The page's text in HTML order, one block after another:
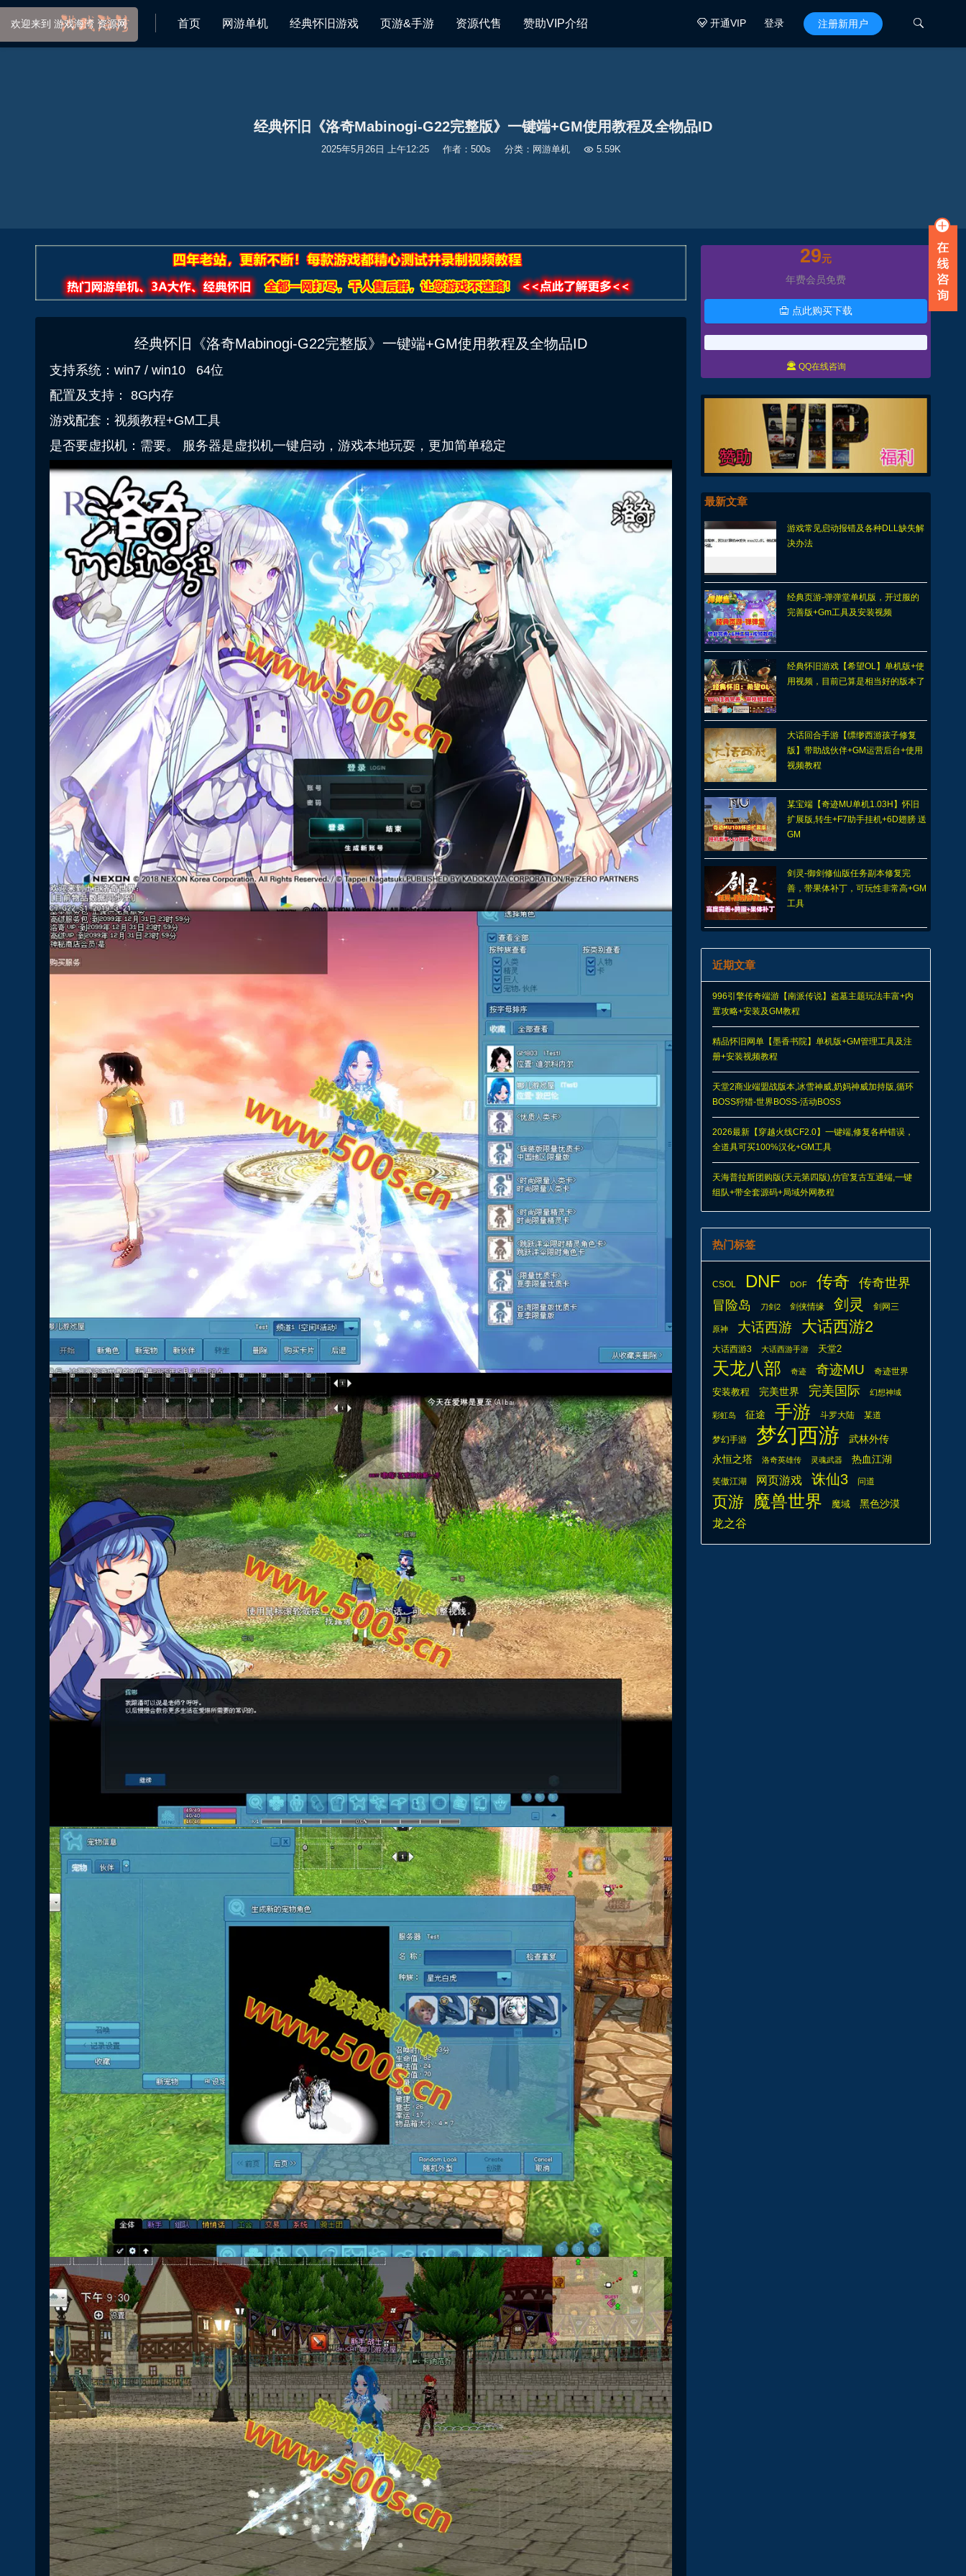
开通VIP 登录 注册新用户 
首页 网游单机 经典怀旧游戏 页游&手游 资源代售 赞助VIP介绍
经典怀旧《洛奇Mabinogi-G22完整版》一键端+GM使用教程及全物品ID
2025年5月26日 上午12:25 作者：500s 分类： 网游单机 5.59K
经典怀旧《洛奇Mabinogi-G22完整版》一键端+GM使用教程及全物品ID
支持系统：win7 / win10 64位
配置及支持： 8G内存
游戏配套：视频教程+GM工具
是否要虚拟机：需要。 服务器是虚拟机一键启动，游戏本地玩耍，更加简单稳定
29元
年费会员免费
 点此购买下载
 QQ在线咨询
最新文章
游戏常见启动报错及各种DLL缺失解
决办法
经典页游-弹弹堂单机版，开过服的
完善版+Gm工具及安装视频
经典怀旧游戏【希望OL】单机版+使
用视频，目前已算是相当好的版本了
大话回合手游【缥缈西游孩子修复
版】带助战伙伴+GM运营后台+使用
视频教程
某宝端【奇迹MU单机1.03H】怀旧
扩展版,转生+F7助手挂机+6D翅膀 送
GM
剑灵-御剑修仙版任务副本修复完
善，带果体补丁，可玩性非常高+GM
工具
近期文章
996引擎传奇端游【南派传说】盗墓主题玩法丰富+内
置攻略+安装及GM教程
精品怀旧网单【墨香书院】单机版+GM管理工具及注
册+安装视频教程
天堂2商业端盟战版本,冰雪神威,奶妈神威加持版,循环
BOSS狩猎-世界BOSS-活动BOSS
2026最新【穿越火线CF2.0】一键端,修复各种错误，
全道具可买100%汉化+GM工具
天海普拉斯团购版(天元第四版),仿官复古互通端,一键
组队+带全套源码+局域外网教程
热门标签
CSOL DNF DOF 传奇 传奇世界
冒险岛 刀剑2 剑侠情缘 剑灵 剑网三
原神 大话西游 大话西游2
大话西游3 大话西游手游 天堂2
天龙八部 奇迹 奇迹MU 奇迹世界
安装教程 完美世界 完美国际 幻想神域
彩虹岛 征途 手游 斗罗大陆 某道
梦幻手游 梦幻西游
武林外传
永恒之塔
洛奇英雄传 灵魂武器 热血江湖
笑傲江湖 网页游戏 诛仙3 问道
页游 魔兽世界 魔域 黑色沙漠
龙之谷